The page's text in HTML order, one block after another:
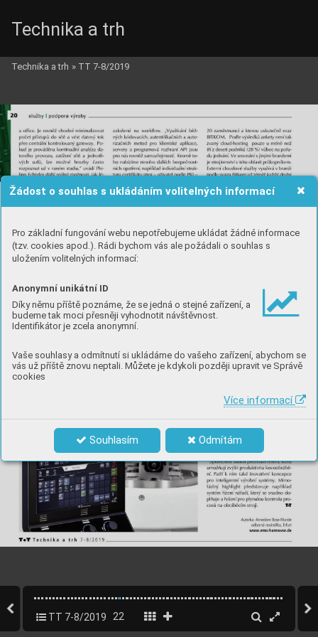
Žádost o souhlas s ukládáním volitelných informací
Pro základní fungování webu nepotřebujeme ukládat žádné informace
(tzv. cookies apod.). Rádi bychom vás ale požádali o souhlas s
uložením volitelných informací:
Anonymní unikátní ID
Díky němu příště poznáme, že se jedná o stejné zařízení, a
budeme tak moci přesněji vyhodnotit návštěvnost.
Identifikátor je zcela anonymní.
Vaše souhlasy a odmítnutí si ukládáme do vašeho zařízení, abychom se
vás už příště znovu neptali. Můžete je kdykoli později upravit ve Správě
cookies
Více informací
Souhlasím Odmítám
Technika a trh
Technika a trh » TT 7-8/2019
TT 7-8/2019 22